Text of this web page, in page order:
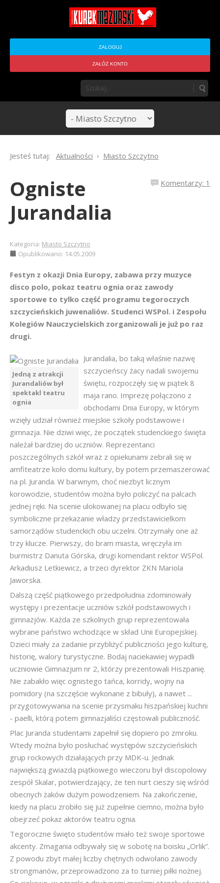
ZALOGUJ
ZAŁÓŻ KONTO
Jesteś tutaj: Aktualności Miasto Szczytno
Komentarzy: 1
Ogniste
Jurandalia
Kategoria: Miasto Szczytno
Opublikowano: 14.05.2009
Festyn z okazji Dnia Europy, zabawa przy muzyce
disco polo, pokaz teatru ognia oraz zawody
sportowe to tylko część programu tegoroczych
szczycieńskich juwenaliów. Studenci WSPol. i Zespołu
Kolegiów Nauczycielskich zorganizowali je już po raz
drugi.
Jedną z atrakcji
Jurandaliów był
spektakl teatru
ognia
Jurandalia, bo taką właśnie nazwę
szczycieńscy żacy nadali swojemu
świętu, rozpoczęły się w piątek 8
maja rano. Imprezę połączono z
obchodami Dnia Europy, w którym
wzięły udział również miejskie szkoły podstawowe i
gimnazja. Nie dziwi więc, że początek studenckiego święta
należał bardziej do uczniów. Reprezentanci
poszczególnych szkół wraz z opiekunami zebrali się w
amfiteatrze koło domu kultury, by potem przemaszerować
na pl. Juranda. W barwnym, choć niezbyt licznym
korowodzie, studentów można było policzyć na palcach
jednej ręki. Na scenie ulokowanej na placu odbyło się
symboliczne przekazanie władzy przedstawicielkom
samorządów studenckich obu uczelni. Otrzymały one aż
trzy klucze. Pierwszy, do bram miasta, wręczyła im
burmistrz Danuta Górska, drugi komendant rektor WSPol.
Arkadiusz Letkiewicz, a trzeci dyrektor ZKN Mariola
Jaworska.
Dalszą część piątkowego przedpołudnia zdominowały
występy i prezentacje uczniów szkół podstawowych i
gimnazjów. Każda ze szkolnych grup reprezentowała
wybrane państwo wchodzące w skład Unii Europejskiej.
Dzieci miały za zadanie przybliżyć publiczności jego kulturę,
historię, walory turystyczne. Bodaj naciekawiej wypadli
uczniowie Gimnazjum nr 2, którzy prezentowali Hiszpanię.
Nie zabakło więc ognistego tańca, korridy, wojny na
pomidory (na szczęście wykonane z bibuły), a nawet ...
przygotowywania na scenie przysmaku hiszpańskiej kuchni
- paelli, którą potem gimnazjaliści częstowali publiczność.
Plac Juranda studentami zapełnił się dopiero po zmroku.
Wtedy można było posłuchać występów szczycieńskich
grup rockowych działających przy MDK-u. Jednak
największą gwiazdą piątkowego wieczoru był discopolowy
zespół Skalar, potwierdzający, że ten nurt cieszy się wśród
obecnych żaków dużym powodzeniem. Na zakończenie,
kiedy na placu zrobiło się już zupełnie ciemno, można było
obejrzeć pokaz aktorów teatru ognia.
Tegoroczne święto studentów miało też swoje sportowe
akcenty. Zmagania odbywały się w sobotę na boisku „Orlik”.
Z powodu zbyt małej liczby chętnych odwołano zawody
strongmanów, przeprowadzono za to turniej piłki nożnej.